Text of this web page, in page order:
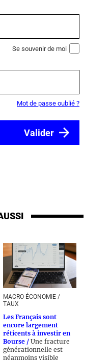
Se souvenir de moi
Mot de passe oublié ?
MACRO-ÉCONOMIE /
TAUX
Les Français sont
encore largement
réticents à investir en
Bourse / Une fracture
générationnelle est
néanmoins visible